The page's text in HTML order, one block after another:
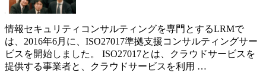
情報セキュリティコンサルティングを専門とするLRMで
は、2016年6月に、ISO27017準拠支援コンサルティングサー
ビスを開始しました。 ISO27017とは、クラウドサービスを
提供する事業者と、クラウドサービスを利用 …